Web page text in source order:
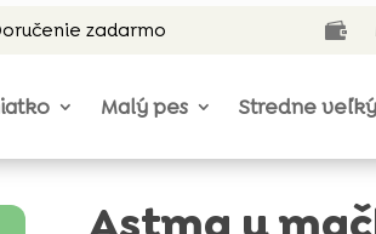
zadarmo 
Malý pes Stredne